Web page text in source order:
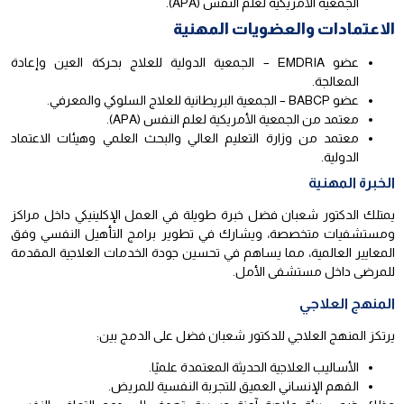
الجمعية الأمريكية لعلم النفس (APA).
الاعتمادات والعضويات المهنية
عضو EMDRIA – الجمعية الدولية للعلاج بحركة العين وإعادة
المعالجة.
عضو BABCP – الجمعية البريطانية للعلاج السلوكي والمعرفي.
معتمد من الجمعية الأمريكية لعلم النفس (APA).
معتمد من وزارة التعليم العالي والبحث العلمي وهيئات الاعتماد
الدولية.
الخبرة المهنية
يمتلك الدكتور شعبان فضل خبرة طويلة في العمل الإكلينيكي داخل مراكز
ومستشفيات متخصصة، ويشارك في تطوير برامج التأهيل النفسي وفق
المعايير العالمية، مما يساهم في تحسين جودة الخدمات العلاجية المقدمة
للمرضى داخل مستشفى الأمل.
المنهج العلاجي
يرتكز المنهج العلاجي للدكتور شعبان فضل على الدمج بين:
الأساليب العلاجية الحديثة المعتمدة علميًا.
الفهم الإنساني العميق للتجربة النفسية للمريض.